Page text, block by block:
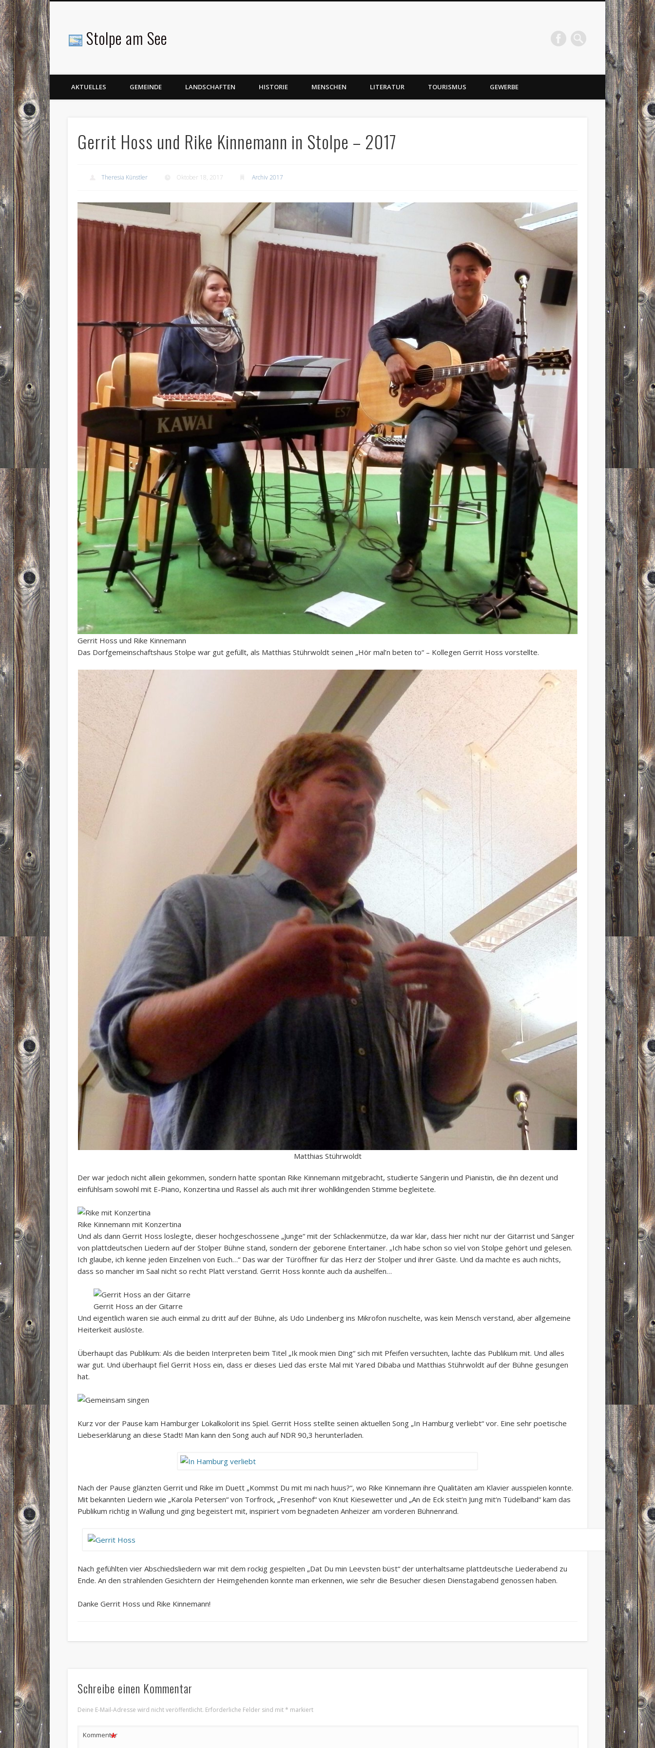
Stolpe am See
Facebook
AKTUELLES GEMEINDE LANDSCHAFTEN HISTORIE MENSCHEN LITERATUR TOURISMUS GEWERBE
Gerrit Hoss und Rike Kinnemann in Stolpe – 2017
Theresia Künstler Oktober 18, 2017 Archiv 2017
Gerrit Hoss und Rike Kinnemann
Das Dorfgemeinschaftshaus Stolpe war gut gefüllt, als Matthias Stührwoldt seinen „Hör mal’n beten to“ – Kollegen Gerrit Hoss vorstellte.
Matthias Stührwoldt
Der war jedoch nicht allein gekommen, sondern hatte spontan Rike Kinnemann mitgebracht, studierte Sängerin und Pianistin, die ihn dezent und
einfühlsam sowohl mit E-Piano, Konzertina und Rassel als auch mit ihrer wohlklingenden Stimme begleitete.
Rike Kinnemann mit Konzertina
Und als dann Gerrit Hoss loslegte, dieser hochgeschossene „Junge“ mit der Schlackenmütze, da war klar, dass hier nicht nur der Gitarrist und Sänger
von plattdeutschen Liedern auf der Stolper Bühne stand, sondern der geborene Entertainer. „Ich habe schon so viel von Stolpe gehört und gelesen.
Ich glaube, ich kenne jeden Einzelnen von Euch…“ Das war der Türöffner für das Herz der Stolper und ihrer Gäste. Und da machte es auch nichts,
dass so mancher im Saal nicht so recht Platt verstand. Gerrit Hoss konnte auch da aushelfen…
Gerrit Hoss an der Gitarre
Und eigentlich waren sie auch einmal zu dritt auf der Bühne, als Udo Lindenberg ins Mikrofon nuschelte, was kein Mensch verstand, aber allgemeine
Heiterkeit auslöste.
Überhaupt das Publikum: Als die beiden Interpreten beim Titel „Ik mook mien Ding“ sich mit Pfeifen versuchten, lachte das Publikum mit. Und alles
war gut. Und überhaupt fiel Gerrit Hoss ein, dass er dieses Lied das erste Mal mit Yared Dibaba und Matthias Stührwoldt auf der Bühne gesungen
hat.
Kurz vor der Pause kam Hamburger Lokalkolorit ins Spiel. Gerrit Hoss stellte seinen aktuellen Song „In Hamburg verliebt“ vor. Eine sehr poetische
Liebeserklärung an diese Stadt! Man kann den Song auch auf NDR 90,3 herunterladen.
Nach der Pause glänzten Gerrit und Rike im Duett „Kommst Du mit mi nach huus?“, wo Rike Kinnemann ihre Qualitäten am Klavier ausspielen konnte.
Mit bekannten Liedern wie „Karola Petersen“ von Torfrock, „Fresenhof“ von Knut Kiesewetter und „An de Eck steit‘n Jung mit‘n Tüdelband“ kam das
Publikum richtig in Wallung und ging begeistert mit, inspiriert vom begnadeten Anheizer am vorderen Bühnenrand.
Nach gefühlten vier Abschiedsliedern war mit dem rockig gespielten „Dat Du min Leevsten büst“ der unterhaltsame plattdeutsche Liederabend zu
Ende. An den strahlenden Gesichtern der Heimgehenden konnte man erkennen, wie sehr die Besucher diesen Dienstagabend genossen haben.
Danke Gerrit Hoss und Rike Kinnemann!
Schreibe einen Kommentar
Deine E-Mail-Adresse wird nicht veröffentlicht. Erforderliche Felder sind mit* markiert
Kommentar
*